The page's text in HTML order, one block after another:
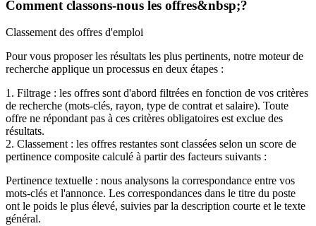
Comment classons-nous les offres&nbsp;?
Classement des offres d'emploi
Pour vous proposer les résultats les plus pertinents, notre moteur de
recherche applique un processus en deux étapes :
1. Filtrage : les offres sont d'abord filtrées en fonction de vos critères
de recherche (mots-clés, rayon, type de contrat et salaire). Toute
offre ne répondant pas à ces critères obligatoires est exclue des
résultats.
2. Classement : les offres restantes sont classées selon un score de
pertinence composite calculé à partir des facteurs suivants :
Pertinence textuelle : nous analysons la correspondance entre vos
mots-clés et l'annonce. Les correspondances dans le titre du poste
ont le poids le plus élevé, suivies par la description courte et le texte
général.